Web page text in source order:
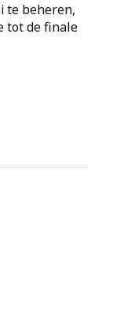
te beheren,
tot de finale